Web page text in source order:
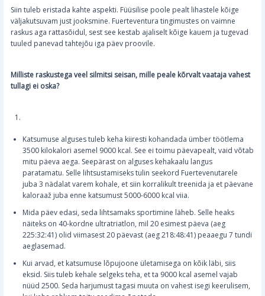
Siin tuleb eristada kahte aspekti. Füüsilise poole pealt lihastele kõige
väljakutsuvam just jooksmine. Fuerteventura tingimustes on vaimne
raskus aga rattasõidul, sest see kestab ajaliselt kõige kauem ja tugevad
tuuled panevad tahtejõu iga päev proovile.
Milliste raskustega veel silmitsi seisan, mille peale kõrvalt vaataja vahest
tullagi ei oska?
Katsumuse alguses tuleb keha kiiresti kohandada ümber töötlema
3500 kilokalori asemel 9000 kcal. See ei toimu päevapealt, vaid võtab
mitu päeva aega. Seepärast on alguses kehakaalu langus
paratamatu. Selle lihtsustamiseks tulin seekord Fuertevenutarele
juba 3 nädalat varem kohale, et siin korralikult treenida ja et päevane
kaloraaž juba enne katsumust 5000-6000 kcal viia.
Mida päev edasi, seda lihtsamaks sportimine läheb. Selle heaks
näiteks on 40-kordne ultratriatlon, mil 20 esimest päeva (aeg
225:32:41) olid viimasest 20 päevast (aeg 218:48:41) peaaegu 7 tundi
aeglasemad.
Kui arvad, et katsumuse lõpujoone ületamisega on kõik läbi, siis
eksid. Siis tuleb kehale selgeks teha, et ta 9000 kcal asemel vajab
nüüd 2500. Seda harjumust tagasi muuta on vahest isegi keerulisem,